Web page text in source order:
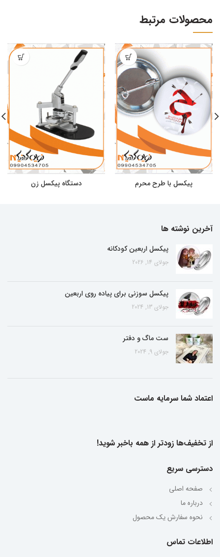
محصولات مرتبط
پیکسل با طرح محرم دستگاه پیکسل زن
آخرین نوشته ها
پیکسل اربعین کودکانه
جولای 14, 2026
پیکسل سوزنی برای پیاده روی اربعین
جولای 13, 2024
ست ماگ و دفتر
جولای 9, 2024
اعتماد شما سرمایه ماست
از تخفیف‌ها زودتر از همه باخبر شوید!
دسترسی سریع
صفحه اصلی
درباره ما
نحوه سفارش یک محصول
اطلاعات تماس